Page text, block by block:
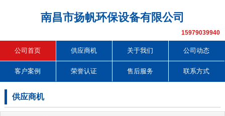
南昌市扬帆环保设备有限公司
15979039940
公司首页 供应商机 关于我们 公司动态
客户案例 荣誉认证 售后服务 联系方式
供应商机